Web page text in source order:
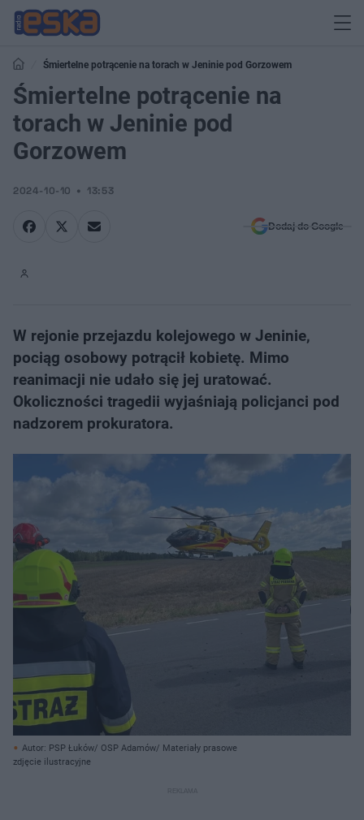
Śmiertelne potrącenie na torach w Jeninie pod Gorzowem
Śmiertelne potrącenie na
torach w Jeninie pod
Gorzowem
2024-10-10 13:53
Dodaj do Google
W rejonie przejazdu kolejowego w Jeninie,
pociąg osobowy potrącił kobietę. Mimo
reanimacji nie udało się jej uratować.
Okoliczności tragedii wyjaśniają policjanci pod
nadzorem prokuratora.
Autor: PSP Łuków/ OSP Adamów/ Materiały prasowe
zdjęcie ilustracyjne